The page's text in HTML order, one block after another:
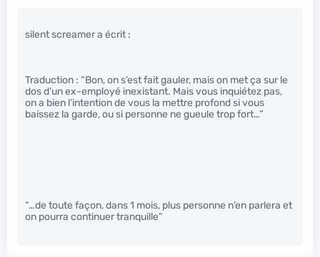
silent screamer a écrit :
Traduction : “Bon, on s’est fait gauler, mais on met ça sur le
dos d’un ex-employé inexistant. Mais vous inquiétez pas,
on a bien l’intention de vous la mettre profond si vous
baissez la garde, ou si personne ne gueule trop fort…”
“…de toute façon, dans 1 mois, plus personne n’en parlera et
on pourra continuer tranquille”